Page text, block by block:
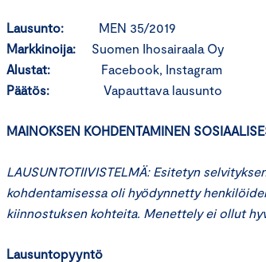
Lausunto: MEN 35/2019
Markkinoija:
Suomen Ihosairaala Oy
Alustat: Facebook, Instagram
Päätös: Vapauttava lausunto
MAINOKSEN KOHDENTAMINEN
LAUSUNTOTIIVISTELMÄ: Esitetyn
kohdentamisessa oli hyödynnetty
kiinnostuksen kohteita. Menettely ei ollut
Lausuntopyyntö